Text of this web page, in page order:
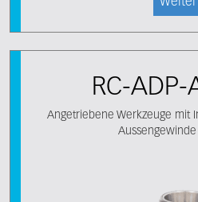
RC-
Angetriebene Werkzeuge mit